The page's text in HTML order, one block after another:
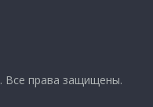
. Все права защищены.